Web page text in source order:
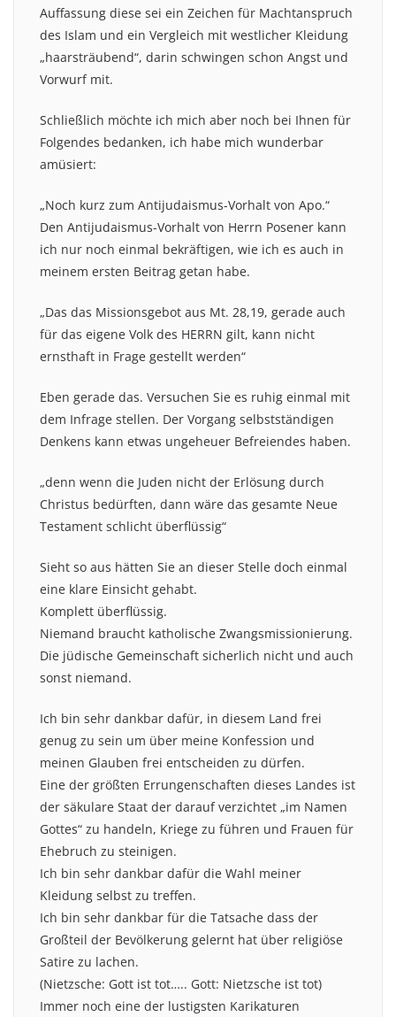
Auffassung diese sei ein Zeichen für Machtanspruch
des Islam und ein Vergleich mit westlicher Kleidung
„haarsträubend“, darin schwingen schon Angst und
Vorwurf mit.
Schließlich möchte ich mich aber noch bei Ihnen für
Folgendes bedanken, ich habe mich wunderbar
amüsiert:
„Noch kurz zum Antijudaismus-Vorhalt von Apo.“
Den Antijudaismus-Vorhalt von Herrn Posener kann
ich nur noch einmal bekräftigen, wie ich es auch in
meinem ersten Beitrag getan habe.
„Das das Missionsgebot aus Mt. 28,19, gerade auch
für das eigene Volk des HERRN gilt, kann nicht
ernsthaft in Frage gestellt werden“
Eben gerade das. Versuchen Sie es ruhig einmal mit
dem Infrage stellen. Der Vorgang selbstständigen
Denkens kann etwas ungeheuer Befreiendes haben.
„denn wenn die Juden nicht der Erlösung durch
Christus bedürften, dann wäre das gesamte Neue
Testament schlicht überflüssig“
Sieht so aus hätten Sie an dieser Stelle doch einmal
eine klare Einsicht gehabt.
Komplett überflüssig.
Niemand braucht katholische Zwangsmissionierung.
Die jüdische Gemeinschaft sicherlich nicht und auch
sonst niemand.
Ich bin sehr dankbar dafür, in diesem Land frei
genug zu sein um über meine Konfession und
meinen Glauben frei entscheiden zu dürfen.
Eine der größten Errungenschaften dieses Landes ist
der säkulare Staat der darauf verzichtet „im Namen
Gottes“ zu handeln, Kriege zu führen und Frauen für
Ehebruch zu steinigen.
Ich bin sehr dankbar dafür die Wahl meiner
Kleidung selbst zu treffen.
Ich bin sehr dankbar für die Tatsache dass der
Großteil der Bevölkerung gelernt hat über religiöse
Satire zu lachen.
(Nietzsche: Gott ist tot….. Gott: Nietzsche ist tot)
Immer noch eine der lustigsten Karikaturen